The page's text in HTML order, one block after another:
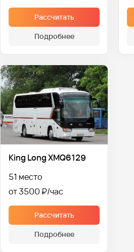
Рассчитать
Подробнее
King Long XMQ6129
51 место
от 3500 ₽
Рассчитать
Подробнее